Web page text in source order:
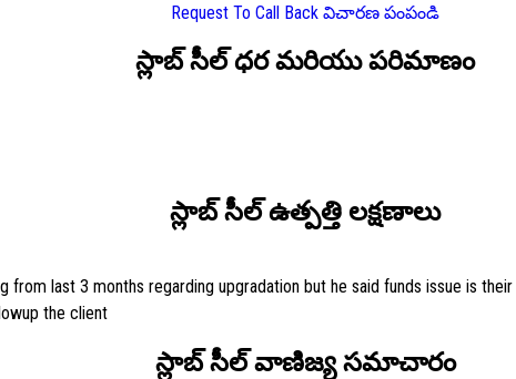
Request To Call Back విచారణ పంపండి
స్లాబ్ సీల్ ధర మరియు పరిమాణం
స్లాబ్ సీల్ ఉత్పత్తి లక్షణాలు
from last 3 months regarding upgradation but he said funds issue is
the client
స్లాబ్ సీల్ వాణిజ్య సమాచారం